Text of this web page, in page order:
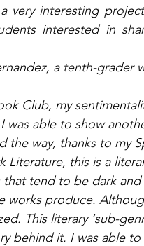
very interesting
interested in
a tenth-grader
able to show
way, thanks to my
this is a
tend to be dark
works produce.
This literary ‘sub-
behind it. I was able